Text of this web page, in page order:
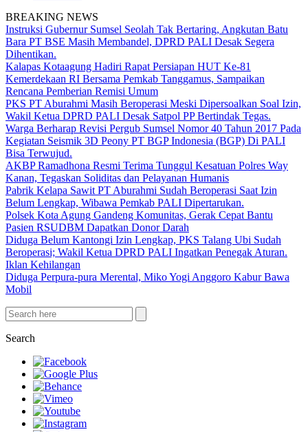
BREAKING NEWS
Instruksi Gubernur Sumsel Seolah Tak Bertaring, Angkutan Batu
Bara PT BSE Masih Membandel, DPRD PALI Desak Segera
Dihentikan.
Kalapas Kotaagung Hadiri Rapat Persiapan HUT Ke-81
Kemerdekaan RI Bersama Pemkab Tanggamus, Sampaikan
Rencana Pemberian Remisi Umum
PKS PT Aburahmi Masih Beroperasi Meski Dipersoalkan Soal Izin,
Wakil Ketua DPRD PALI Desak Satpol PP Bertindak Tegas.
Warga Berharap Revisi Pergub Sumsel Nomor 40 Tahun 2017 Pada
Kegiatan Seismik 3D Peony PT BGP Indonesia (BGP) Di PALI
Bisa Terwujud.
AKBP Ramadhona Resmi Terima Tunggul Kesatuan Polres Way
Kanan, Tegaskan Soliditas dan Pelayanan Humanis
Pabrik Kelapa Sawit PT Aburahmi Sudah Beroperasi Saat Izin
Belum Lengkap, Wibawa Pemkab PALI Dipertarukan.
Polsek Kota Agung Gandeng Komunitas, Gerak Cepat Bantu
Pasien RSUDBM Dapatkan Donor Darah
Diduga Belum Kantongi Izin Lengkap, PKS Talang Ubi Sudah
Beroperasi; Wakil Ketua DPRD PALI Ingatkan Penegak Aturan.
Iklan Kehilangan
Diduga Perpura-pura Merental, Miko Yogi Anggoro Kabur Bawa
Mobil
Search